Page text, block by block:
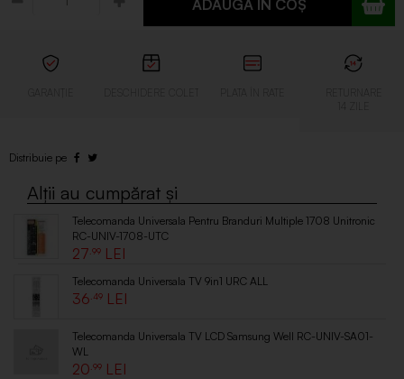
ADAUGĂ ÎN COȘ
Telecomanda Universala Pentru Branduri Multiple 1708 Unitronic
RC-UNIV-1708-UTC
27 .99
Telecomanda Universala TV 9in1 URC ALL
36 .49
Telecomanda Universala TV LCD Samsung Well RC-UNIV-SA01-
WL
20 .99